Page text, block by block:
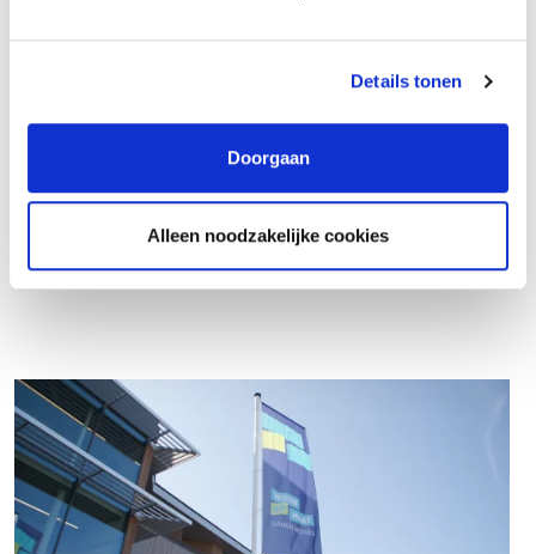
Details tonen
Doorgaan
Alleen noodzakelijke cookies
Business Controller